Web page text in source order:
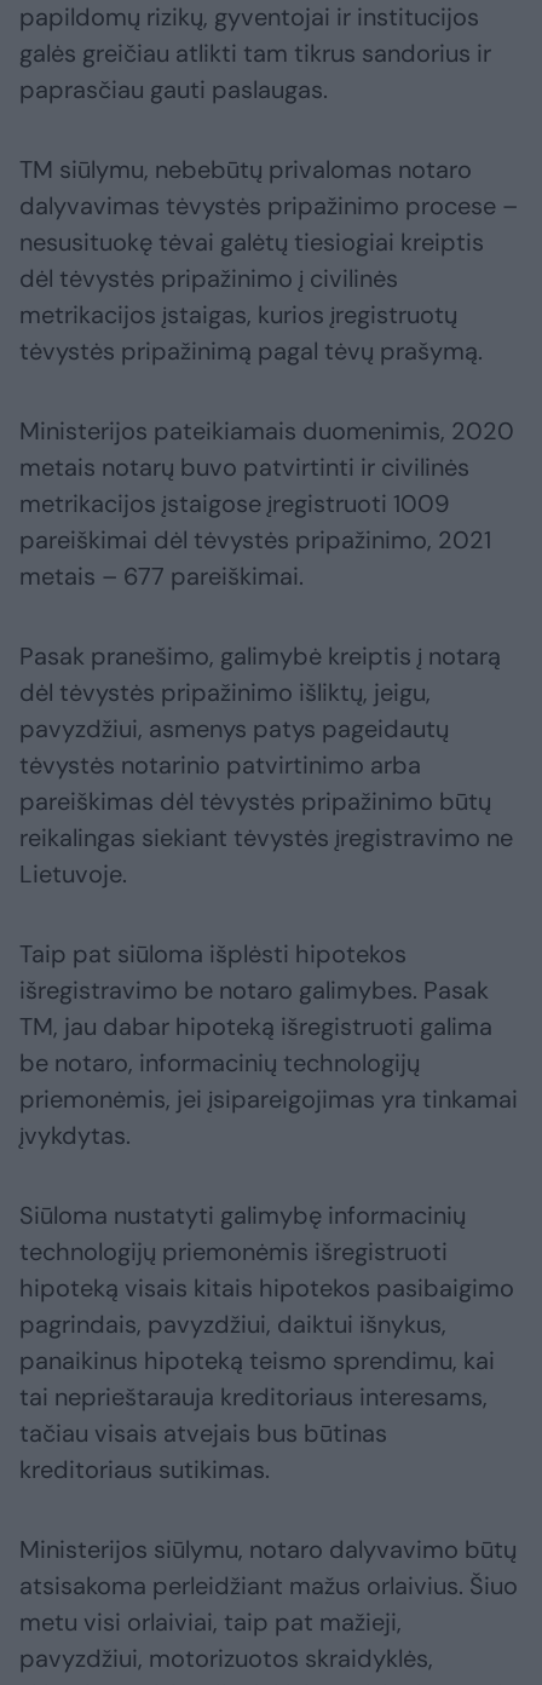
papildomų rizikų, gyventojai ir institucijos
galės greičiau atlikti tam tikrus sandorius ir
paprasčiau gauti paslaugas.
TM siūlymu, nebebūtų privalomas notaro
dalyvavimas tėvystės pripažinimo procese –
nesusituokę tėvai galėtų tiesiogiai kreiptis
dėl tėvystės pripažinimo į civilinės
metrikacijos įstaigas, kurios įregistruotų
tėvystės pripažinimą pagal tėvų prašymą.
Ministerijos pateikiamais duomenimis, 2020
metais notarų buvo patvirtinti ir civilinės
metrikacijos įstaigose įregistruoti 1009
pareiškimai dėl tėvystės pripažinimo, 2021
metais – 677 pareiškimai.
Pasak pranešimo, galimybė kreiptis į notarą
dėl tėvystės pripažinimo išliktų, jeigu,
pavyzdžiui, asmenys patys pageidautų
tėvystės notarinio patvirtinimo arba
pareiškimas dėl tėvystės pripažinimo būtų
reikalingas siekiant tėvystės įregistravimo ne
Lietuvoje.
Taip pat siūloma išplėsti hipotekos
išregistravimo be notaro galimybes. Pasak
TM, jau dabar hipoteką išregistruoti galima
be notaro, informacinių technologijų
priemonėmis, jei įsipareigojimas yra tinkamai
įvykdytas.
Siūloma nustatyti galimybę informacinių
technologijų priemonėmis išregistruoti
hipoteką visais kitais hipotekos pasibaigimo
pagrindais, pavyzdžiui, daiktui išnykus,
panaikinus hipoteką teismo sprendimu, kai
tai neprieštarauja kreditoriaus interesams,
tačiau visais atvejais bus būtinas
kreditoriaus sutikimas.
Ministerijos siūlymu, notaro dalyvavimo būtų
atsisakoma perleidžiant mažus orlaivius. Šiuo
metu visi orlaiviai, taip pat mažieji,
pavyzdžiui, motorizuotos skraidyklės,